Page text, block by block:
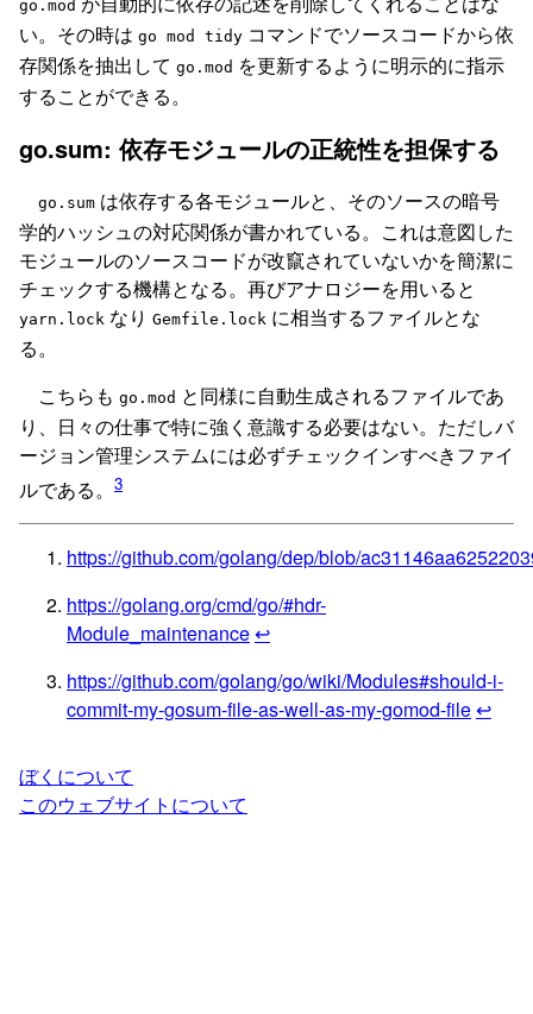
go.mod
い。その時は go mod tidy コマンドでソースコードから依
存関係を抽出して go.mod を更新するように明示的に指示
することができる。
go.sum: 依存モジュールの正統性を担保する
go.sum は依存する各モジュールと、そのソースの暗号
学的ハッシュの対応関係が書かれている。これは意図した
モジュールのソースコードが改竄されていないかを簡潔に
チェックする機構となる。再びアナロジーを用いると
yarn.lock なり Gemfile.lock に相当するファイルとな
る。
こちらも go.mod と同様に自動生成されるファイルであ
り、日々の仕事で特に強く意識する必要はない。ただしバ
ージョン管理システムには必ずチェックインすべきファイ
ルである。 3
https://github.com/golang/dep/blob/
https://golang.org/cmd/go/#hdr-
Module_maintenance↩
https://github.com/golang/go/wiki/Modules#should-i-
commit-my-gosum-file-as-well-as-my-gomod-file↩
ぼくについて
このウェブサイトについて